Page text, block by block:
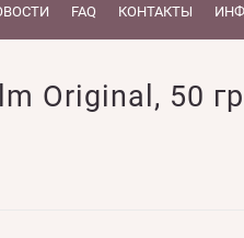
FAQ КОНТАКТЫ
Original, 50 гр